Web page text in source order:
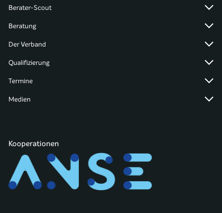
Berater-Scout
Beratung
Der Verband
Qualifizierung
Termine
Medien
Kooperationen